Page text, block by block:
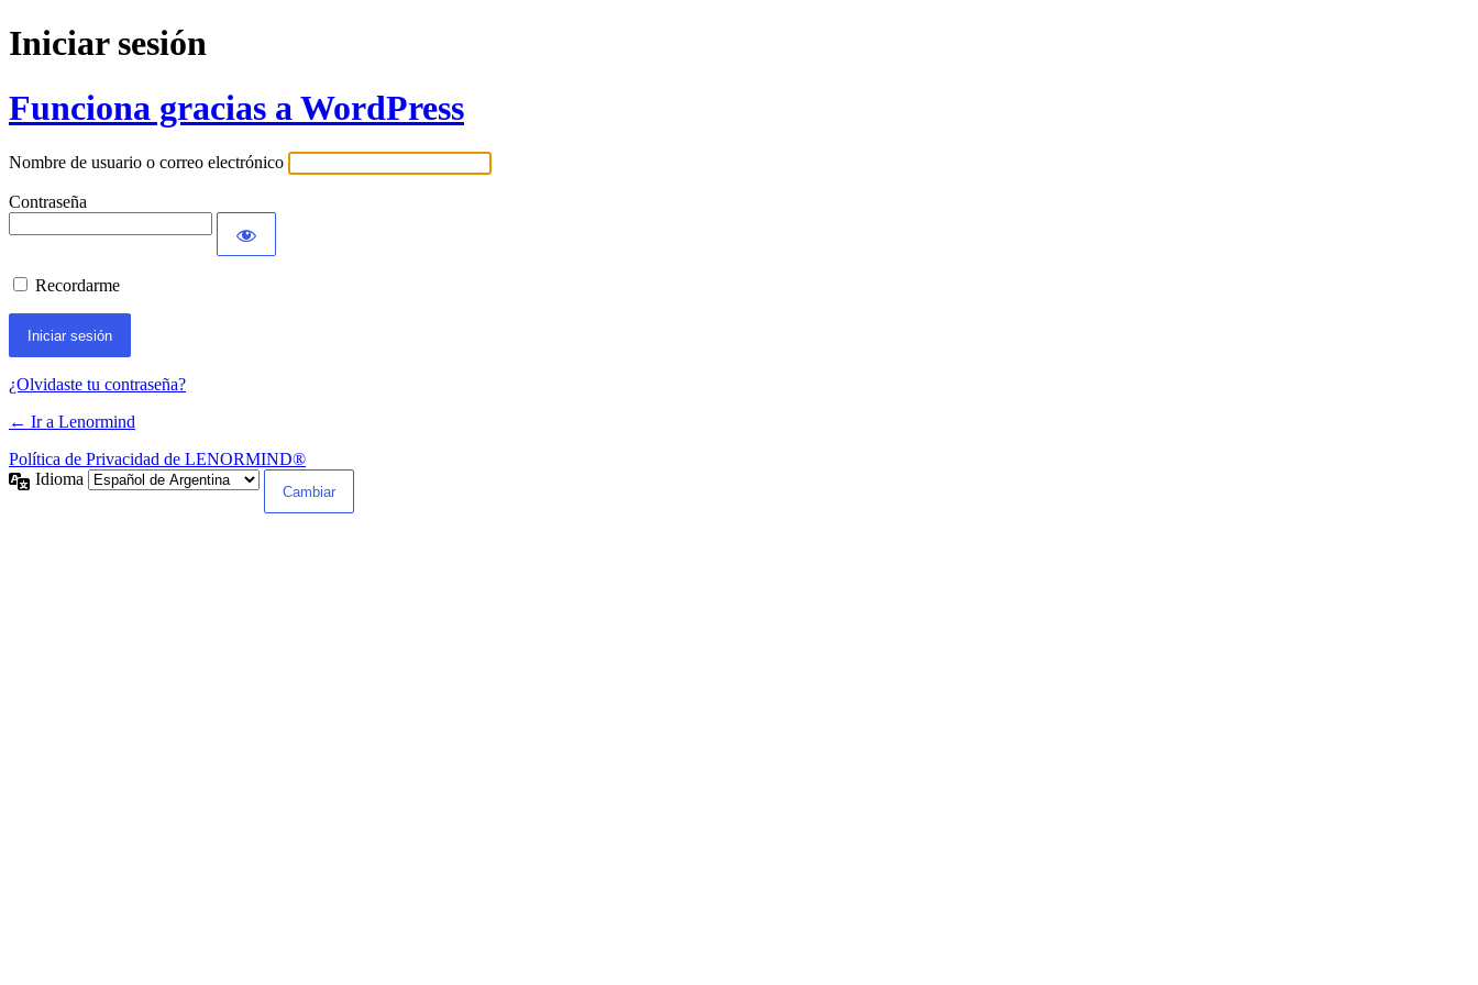
Iniciar sesión
Funciona gracias a WordPress
Nombre de usuario o correo electrónico
Contraseña
Recordarme
¿Olvidaste tu contraseña?
← Ir a Lenormind
Política de Privacidad de LENORMIND®
Idioma